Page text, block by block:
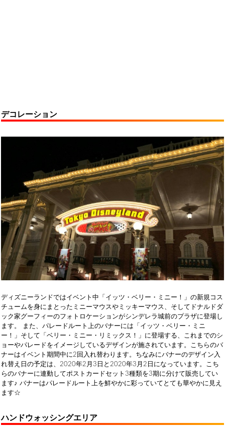
デコレーション
ディズニーランドではイベント中「イッツ・ベリー・ミニー！」の新規コス
チュームを身にまとったミニーマウスやミッキーマウス、そしてドナルドダ
ック家グーフィーのフォトロケーションがシンデレラ城前のプラザに登場し
ます。 また、パレードルート上のバナーには「イッツ・ベリー・ミニ
ー！」そして「ベリー・ミニー・リミックス！」に登場する、これまでのシ
ョーやパレードをイメージしているデザインが施されています。こちらのバ
ナーはイベント期間中に2回入れ替わります。ちなみにバナーのデザイン入
れ替え日の予定は、2020年2月3日と2020年3月2日になっています。こち
らのバナーに連動してポストカードセット3種類を3期に分けて販売してい
ます♪ バナーはパレードルート上を鮮やかに彩っていてとても華やかに見え
ます☆
ハンドウォッシングエリア